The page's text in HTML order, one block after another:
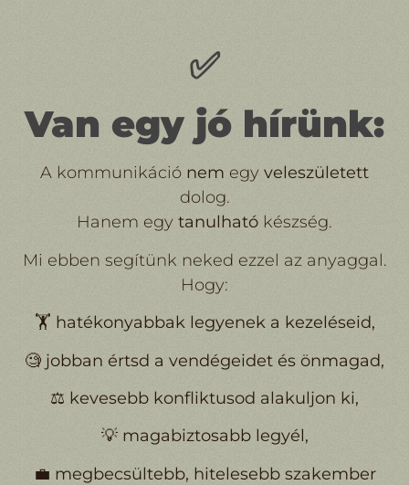
✅
Van egy jó hírünk:
A kommunikáció nem egy veleszületett
dolog.
Hanem egy tanulható készség.
Mi ebben segítünk neked ezzel az anyaggal.
Hogy:
🏋️ hatékonyabbak legyenek a kezeléseid,
🧐 jobban értsd a vendégeidet és önmagad,
⚖️ kevesebb konfliktusod alakuljon ki,
💡 magabiztosabb legyél,
💼 megbecsültebb, hitelesebb szakember